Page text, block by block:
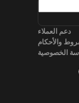
دعم العملاء
والأحكام
الخصوصية